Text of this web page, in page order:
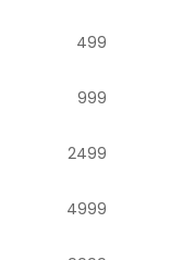
499
999
2499
4999